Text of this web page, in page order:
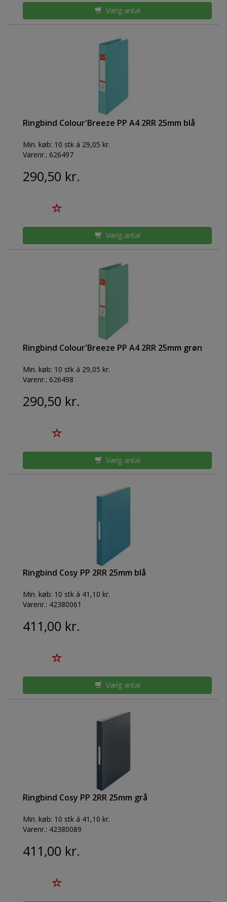
Vælg antal
Ringbind Colour'Breeze PP A4 2RR 25mm blå
Min. køb: 10 stk á 29,05 kr.
Varenr.: 626497
290,50 kr.
Vælg antal
Ringbind Colour'Breeze PP A4 2RR 25mm grøn
Min. køb: 10 stk á 29,05 kr.
Varenr.: 626498
290,50 kr.
Vælg antal
Ringbind Cosy PP 2RR 25mm blå
Min. køb: 10 stk á 41,10 kr.
Varenr.: 42380061
411,00 kr.
Vælg antal
Ringbind Cosy PP 2RR 25mm grå
Min. køb: 10 stk á 41,10 kr.
Varenr.: 42380089
411,00 kr.